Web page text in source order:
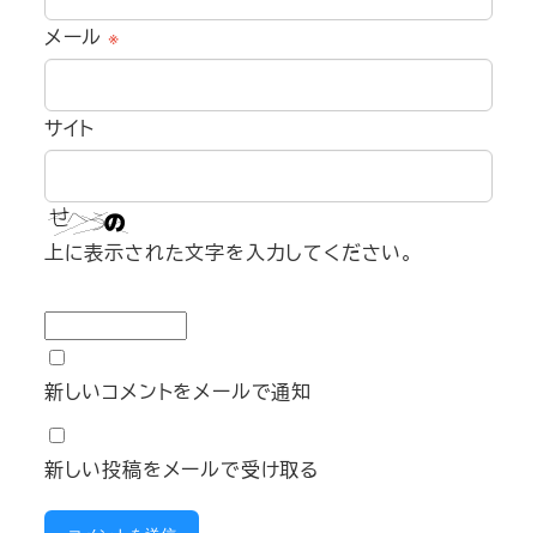
メール ※
サイト
上に表示された文字を入力してください。
新しいコメントをメールで通知
新しい投稿をメールで受け取る